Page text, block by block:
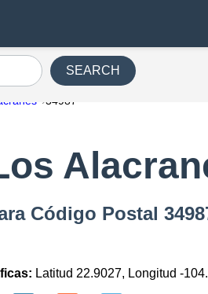
SEARCH
34987
Código Postal
Latitud 22.9027, Longitud -